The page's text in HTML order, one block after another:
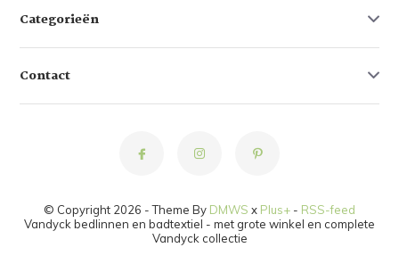
Categorieën
Contact
© Copyright 2026 - Theme By DMWS x Plus+ - RSS-feed
Vandyck bedlinnen en badtextiel - met grote winkel en complete
Vandyck collectie